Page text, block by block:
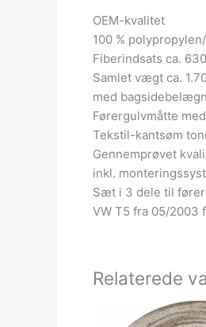
OEM-kvalitet
100 %
Fiberindsats ca.
Samlet vægt ca.
med
Førergulvmåtte
Tekstil-kantsøm
Gennemprøvet
inkl.
Sæt i 3 dele til
VW T5 fra 05/
Relaterede